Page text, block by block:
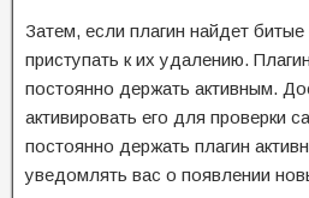
Затем, если плагин найдет
приступать к их удалению.
постоянно держать активным.
активировать его для проверки
постоянно держать плагин
уведомлять вас о появлении